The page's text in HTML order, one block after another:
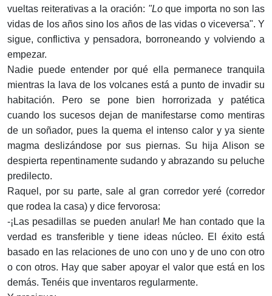
vueltas reiterativas a la oración: "Loque importa no son las
vidas de los años sino los años de las vidas o viceversa". Y
sigue, conflictiva y pensadora, borroneando y volviendo a
empezar.
Nadie puede entender por qué ella permanece tranquila
mientras la lava de los volcanes está a punto de invadir su
habitación. Pero se pone bien horrorizada y patética
cuando los sucesos dejan de manifestarse como mentiras
de un soñador, pues la quema el intenso calor y ya siente
magma deslizándose por sus piernas. Su hija Alison se
despierta repenti­namente sudando y abrazando su peluche
predilecto.
Raquel, por su parte, sale al gran corredor yeré (corredor
que rodea la casa) y dice fervorosa:
-¡Las pesadillas se pueden anular! Me han contado que la
verdad es transferible y tiene ideas núcleo. El éxito está
basado en las relacio­nes de uno con uno y de uno con otro
o con otros. Hay que saber apoyar el valor que está en los
demás. Tenéis que inventaros regularmente.